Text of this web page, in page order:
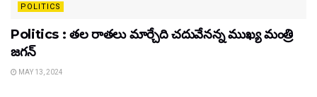
POLITICS
Politics : తల రాతలు మార్చేది చదువేనన్న ముఖ్య మంత్రి
జగన్
MAY 13, 2024